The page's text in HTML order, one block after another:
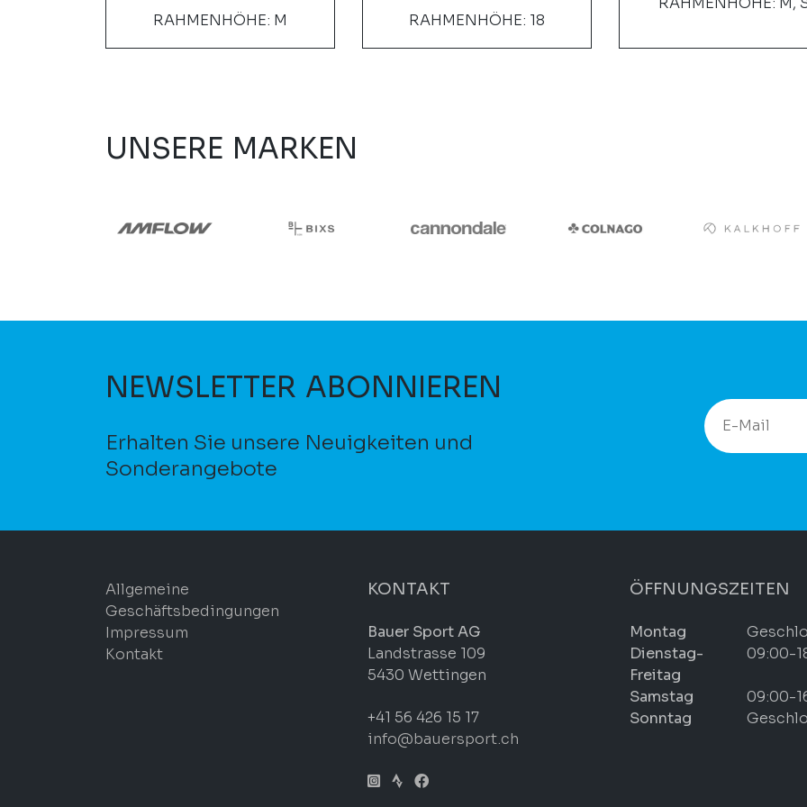
RAHMENHÖHE: M RAHMENHÖHE: 18
UNSERE MARKEN
NEWSLETTER ABONNIEREN
Erhalten Sie unsere Neuigkeiten und
Sonderangebote
Allgemeine
Geschäftsbedingungen
Impressum
Kontakt
KONTAKT
Bauer Sport AG
Landstrasse 109
5430 Wettingen
+41 56 426 15 17
info@bauersport.ch
ÖFFNUNGSZEITEN
Montag
Dienstag-
Freitag
09:00-
Samstag
09:00-
Sonntag